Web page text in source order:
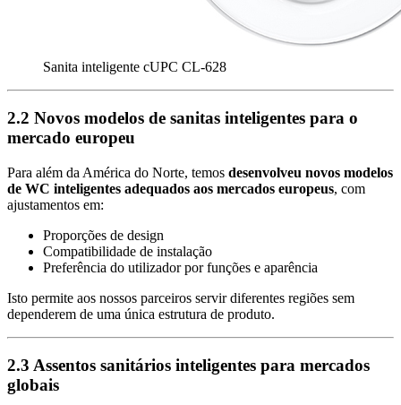
Sanita inteligente cUPC CL-628
2.2 Novos modelos de sanitas inteligentes para o
mercado europeu
Para além da América do Norte, temos desenvolveu novos modelos
de WC inteligentes adequados aos mercados europeus, com
ajustamentos em:
Proporções de design
Compatibilidade de instalação
Preferência do utilizador por funções e aparência
Isto permite aos nossos parceiros servir diferentes regiões sem
dependerem de uma única estrutura de produto.
2.3 Assentos sanitários inteligentes para mercados
globais